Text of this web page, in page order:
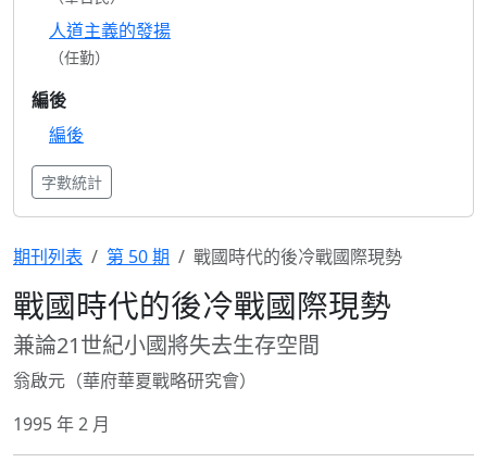
人道主義的發揚
（任勤）
編後
編後
字數統計
期刊列表 第 50 期 戰國時代的後冷戰國際現勢
戰國時代的後冷戰國際現勢
兼論21世紀小國將失去生存空間
翁啟元（華府華夏戰略研究會）
1995 年 2 月